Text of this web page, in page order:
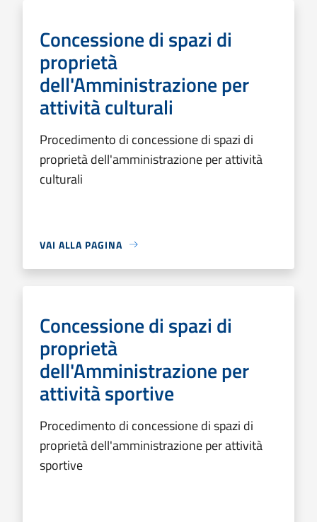
Concessione di spazi di
proprietà
dell'Amministrazione per
attività culturali
Procedimento di concessione di spazi di
proprietà dell'amministrazione per attività
culturali
VAI ALLA PAGINA
Concessione di spazi di
proprietà
dell'Amministrazione per
attività sportive
Procedimento di concessione di spazi di
proprietà dell'amministrazione per attività
sportive